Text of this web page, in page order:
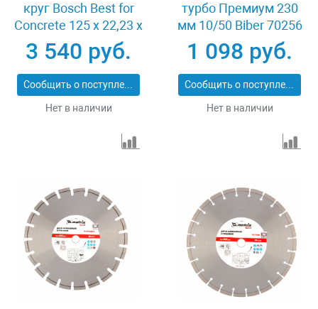
круг Bosch Best for
Concrete 125 x 22,23 x
2,2 x 12 mm
3 540 руб.
Сообщить о поступлении
Нет в наличии
турбо Премиум 230
мм 10/50 Biber 70256
1 098 руб.
Сообщить о поступлении
Нет в наличии